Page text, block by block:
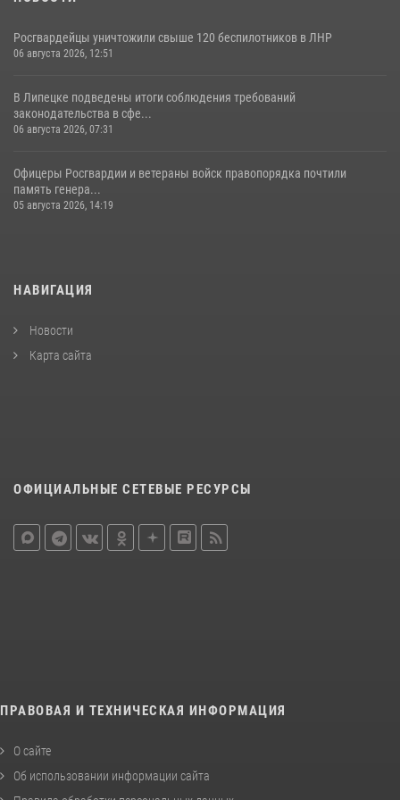
Росгвардейцы уничтожили свыше 120 беспилотников в ЛНР
06 августа 2026, 12:51
В Липецке подведены итоги соблюдения требований
законодательства в сфе...
06 августа 2026, 07:31
Офицеры Росгвардии и ветераны войск правопорядка почтили
память генера...
05 августа 2026, 14:19
НАВИГАЦИЯ
Новости
Карта сайта
ОФИЦИАЛЬНЫЕ СЕТЕВЫЕ РЕСУРСЫ
ПРАВОВАЯ И ТЕХНИЧЕСКАЯ ИНФОРМАЦИЯ
О сайте
Об использовании информации сайта